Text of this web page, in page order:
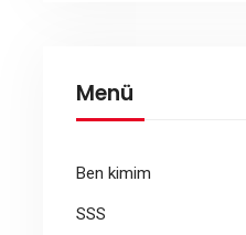
Menü
Ben kimim
SSS